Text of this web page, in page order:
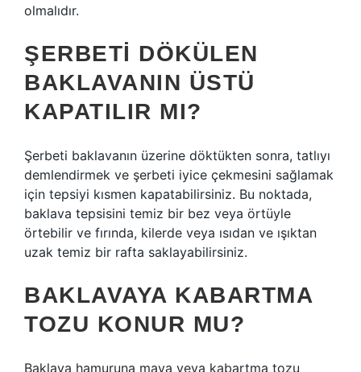
olmalıdır.
ŞERBETI DÖKÜLEN
BAKLAVANIN ÜSTÜ
KAPATILIR MI?
Şerbeti baklavanın üzerine döktükten sonra, tatlıyı
demlendirmek ve şerbeti iyice çekmesini sağlamak
için tepsiyi kısmen kapatabilirsiniz. Bu noktada,
baklava tepsisini temiz bir bez veya örtüyle
örtebilir ve fırında, kilerde veya ısıdan ve ışıktan
uzak temiz bir rafta saklayabilirsiniz.
BAKLAVAYA KABARTMA
TOZU KONUR MU?
Baklava hamuruna maya veya kabartma tozu